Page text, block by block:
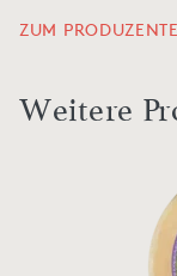
ZUM
Weitere